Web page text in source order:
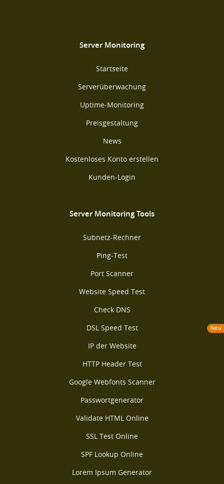
Server Monitoring
Startseite
Serverüberwachung
Uptime-Monitoring
Preisgestaltung
News
Kostenloses Konto erstellen
Kunden-Login
Server Monitoring Tools
Subnetz-Rechner
Ping-Test
Port Scanner
Website Speed Test
Check DNS
DSL Speed Test
Neu
IP der Website
HTTP Header Test
Google Webfonts Scanner
Passwortgenerator
Validate HTML Online
SSL Test Online
SPF Lookup Online
Lorem Ipsum Generator